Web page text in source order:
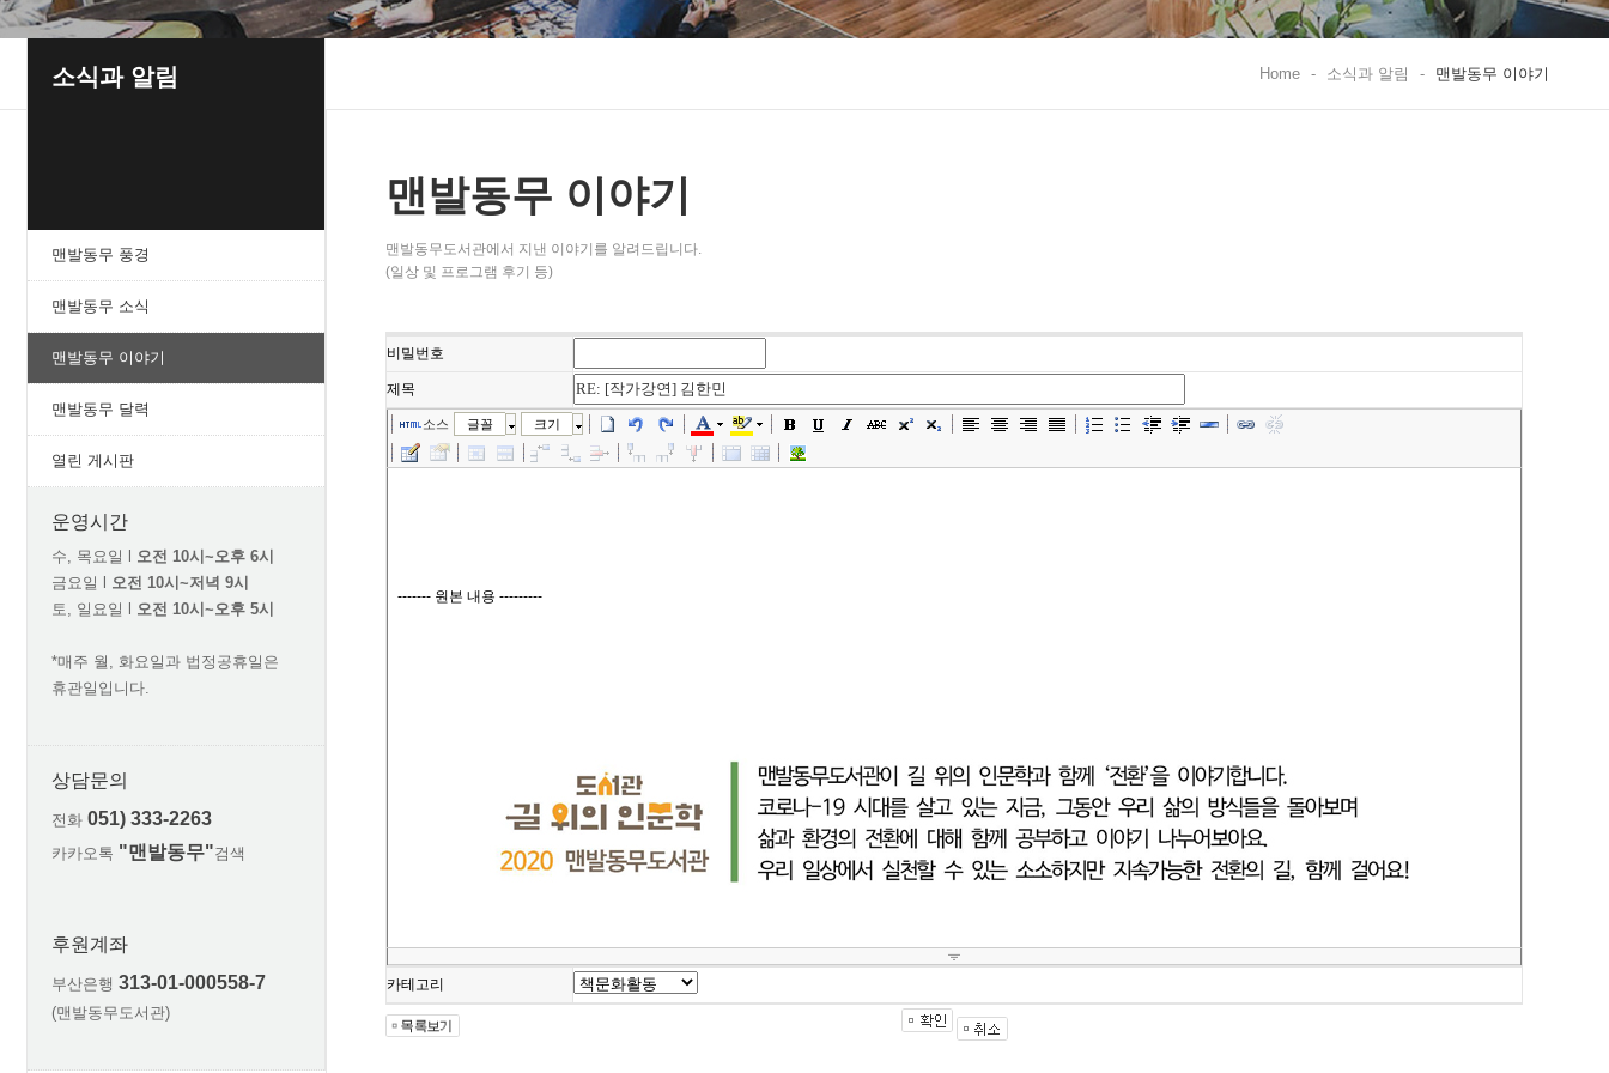
Home - 소식과 알림 - 맨발동무 이야기
소식과 알림
맨발동무 풍경
맨발동무 소식
맨발동무 이야기
맨발동무 달력
열린 게시판
운영시간
수, 목요일 l
오전 10시~오후 6시
금요일 l 오전 10시~저녁 9시
토, 일요일 l 오전 10시~오후 5시
*매주 월, 화요일과 법정공휴일은
휴관일입니다.
상담문의
전화 051) 333-2263
카카오톡 "맨발동무"검색
후원계좌
부산은행 313-01-000558-7
(맨발동무도서관)
맨발동무 이야기
맨발동무도서관에서 지낸 이야기를 알려드립니다.
(일상 및 프로그램 후기 등)
비밀번호
제목
소스 글꼴 크기
카테고리